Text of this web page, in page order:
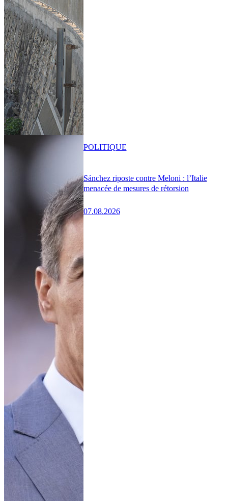
Sánchez riposte contre Meloni : l’Italie
menacée de mesures de rétorsion
07.08.2026
POLITIQUE